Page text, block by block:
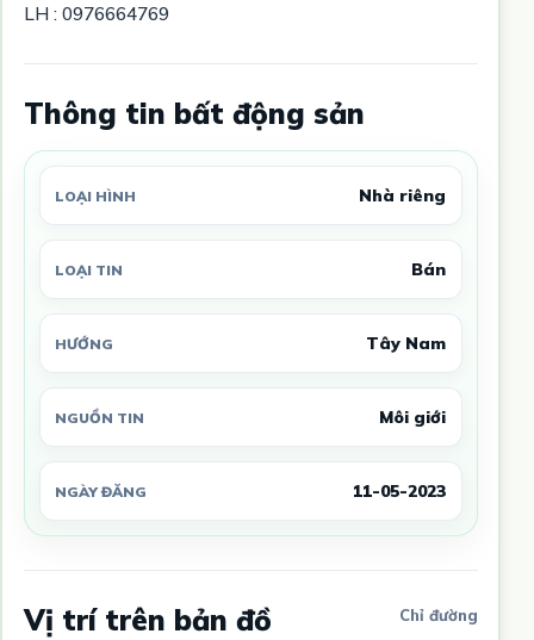
LH : 0976664769
Thông tin bất động sản
LOẠI HÌNH Nhà riêng
LOẠI TIN Bán
HƯỚNG Tây Nam
NGUỒN TIN Môi giới
NGÀY ĐĂNG 11-05-2023
Vị trí trên bản đồ Chỉ đường